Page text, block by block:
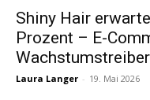
Shiny Hair
Prozent – E-
Wachstumstreiber
Laura Langer - 19. Mai 2026